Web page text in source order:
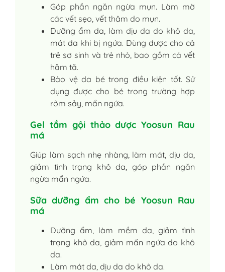
Góp phần ngăn ngừa mụn. Làm mờ
các vết sẹo, vết thâm do mụn.
Dưỡng ẩm da, làm dịu da do khô da,
mát da khi bị ngứa. Dùng được cho cả
trẻ sơ sinh và trẻ nhỏ, bao gồm cả vết
hăm tã.
Bảo vệ da bé trong điều kiện tốt. Sử
dụng được cho bé trong trường hợp
rôm sảy, mẩn ngứa.
Gel tắm gội thảo dược Yoosun Rau
má
Giúp làm sạch nhẹ nhàng, làm mát, dịu da,
giảm tình trạng khô da, góp phần ngăn
ngừa mẩn ngứa.
Sữa dưỡng ẩm cho bé Yoosun Rau
má
Dưỡng ẩm, làm mềm da, giảm tình
trạng khô da, giảm mẩn ngứa do khô
da.
Làm mát da, dịu da do khô da.